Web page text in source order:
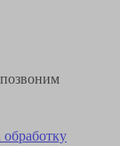
обработку